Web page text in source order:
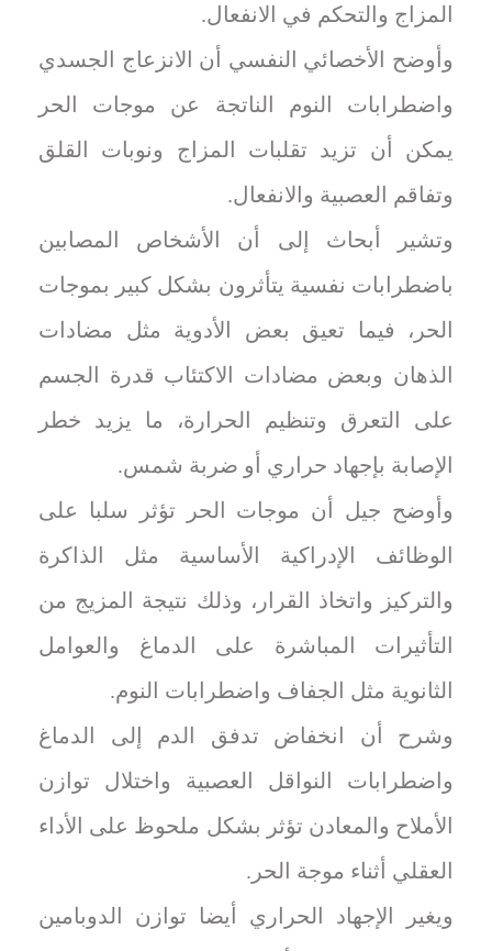
المزاج والتحكم في الانفعال.
وأوضح الأخصائي النفسي أن الانزعاج الجسدي
واضطرابات النوم الناتجة عن موجات الحر
يمكن أن تزيد تقلبات المزاج ونوبات القلق
وتفاقم العصبية والانفعال.
وتشير أبحاث إلى أن الأشخاص المصابين
باضطرابات نفسية يتأثرون بشكل كبير بموجات
الحر، فيما تعيق بعض الأدوية مثل مضادات
الذهان وبعض مضادات الاكتئاب قدرة الجسم
على التعرق وتنظيم الحرارة، ما يزيد خطر
الإصابة بإجهاد حراري أو ضربة شمس.
وأوضح جيل أن موجات الحر تؤثر سلبا على
الوظائف الإدراكية الأساسية مثل الذاكرة
والتركيز واتخاذ القرار، وذلك نتيجة المزيج من
التأثيرات المباشرة على الدماغ والعوامل
الثانوية مثل الجفاف واضطرابات النوم.
وشرح أن انخفاض تدفق الدم إلى الدماغ
واضطرابات النواقل العصبية واختلال توازن
الأملاح والمعادن تؤثر بشكل ملحوظ على الأداء
العقلي أثناء موجة الحر.
ويغير الإجهاد الحراري أيضا توازن الدوبامين